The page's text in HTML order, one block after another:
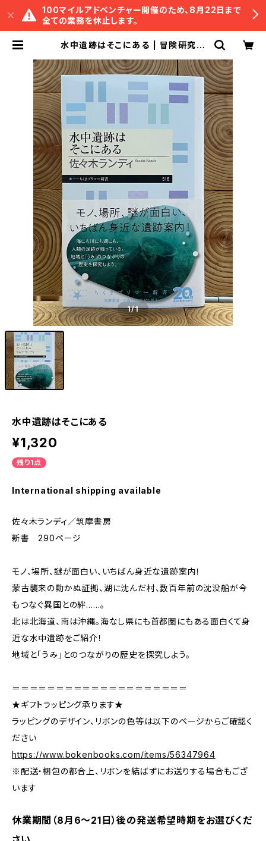
100マイルアドベンチャー開催のため、8月22日まで
全ての業務を休止します。
水中遺跡はそこにある | 冒険研究所
1/1
水中遺跡はそこにある
¥1,320
残り1点
International shipping available
佐々木ランディ／筑摩書房
新書 290ページ
モノ、場所、謎が面白い、いちばん身近な遺跡案内！
蒙古襲来の動かぬ証拠、湖に沈んだ村、数百年前の沈没船が今
もつなぐ異国との絆……。
北は北海道、南は沖縄。海なし県にも首都圏にもある面白くて身
近な水中遺跡をご紹介！
地域と「うみ」とのつながりの歴史を探究しよう。
＝＝＝＝＝＝＝＝＝＝＝＝＝＝＝＝＝＝＝＝
★ギフトラッピング承ります★
ラッピングのデザイン、リボンの色等は以下のページからご確認く
ださい
https://www.bokenbooks.com/items/56347964
※配送・梱包の都合上、リボンを結ばずにお送りする場合もござ
います
休業期間（8月6〜21日）後の発送希望時期をお選びくだ